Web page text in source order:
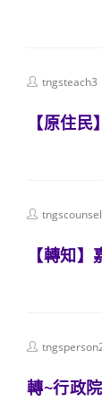
Posttngsteach3
【原住
Posttngscounsel
【轉知
Post
轉~行政